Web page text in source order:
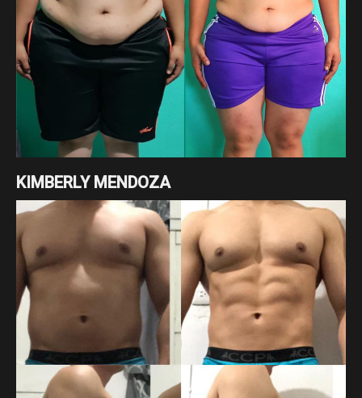
KIMBERLY MENDOZA
Cambio enfocado a pérdida de grasa